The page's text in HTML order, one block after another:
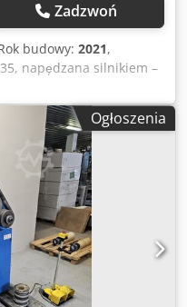
Zadzwoń
budowy: 2021,
napędzana silnikiem –
giętarka rolkowa z
*PK-35*. *Cechy:* -
296208 Crjdszr
400 V,
rur, profili,
Panel
awaryjnego + pedał
z 2021 roku, mało
ślusarskim,
metalowe, przy
bram, zbiorników.
wytrzymała. Rolki w
Ogłoszenia